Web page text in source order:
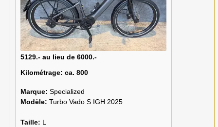
5129.- au lieu de 6000.-
Kilométrage: ca. 800
Marque: Specialized
Modèle: Turbo Vado S IGH 2025
Taille: L